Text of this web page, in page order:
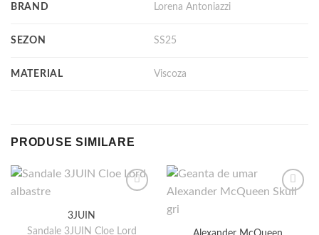
BRAND Lorena Antoniazzi
SEZON SS25
MATERIAL Viscoza
PRODUSE SIMILARE
3JUIN
Sandale 3JUIN Cloe Lord